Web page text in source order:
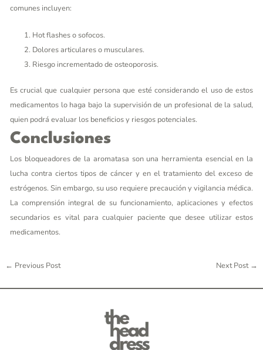
comunes incluyen:
Hot flashes o sofocos.
Dolores articulares o musculares.
Riesgo incrementado de osteoporosis.
Es crucial que cualquier persona que esté considerando el uso de estos
medicamentos lo haga bajo la supervisión de un profesional de la salud,
quien podrá evaluar los beneficios y riesgos potenciales.
Conclusiones
Los bloqueadores de la aromatasa son una herramienta esencial en la
lucha contra ciertos tipos de cáncer y en el tratamiento del exceso de
estrógenos. Sin embargo, su uso requiere precaución y vigilancia médica.
La comprensión integral de su funcionamiento, aplicaciones y efectos
secundarios es vital para cualquier paciente que desee utilizar estos
medicamentos.
← Previous Post Next Post →